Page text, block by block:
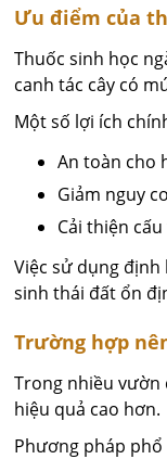
Ưu điểm của
Thuốc sinh học
canh tác cây có
Một số lợi ích
An toàn cho
Giảm nguy
Cải thiện
Việc sử dụng
sinh thái đất ổn
Trường hợp
Trong nhiều vườn
hiệu quả cao hơn.
Phương pháp phổ